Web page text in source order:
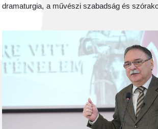
dramaturgia, a művészi